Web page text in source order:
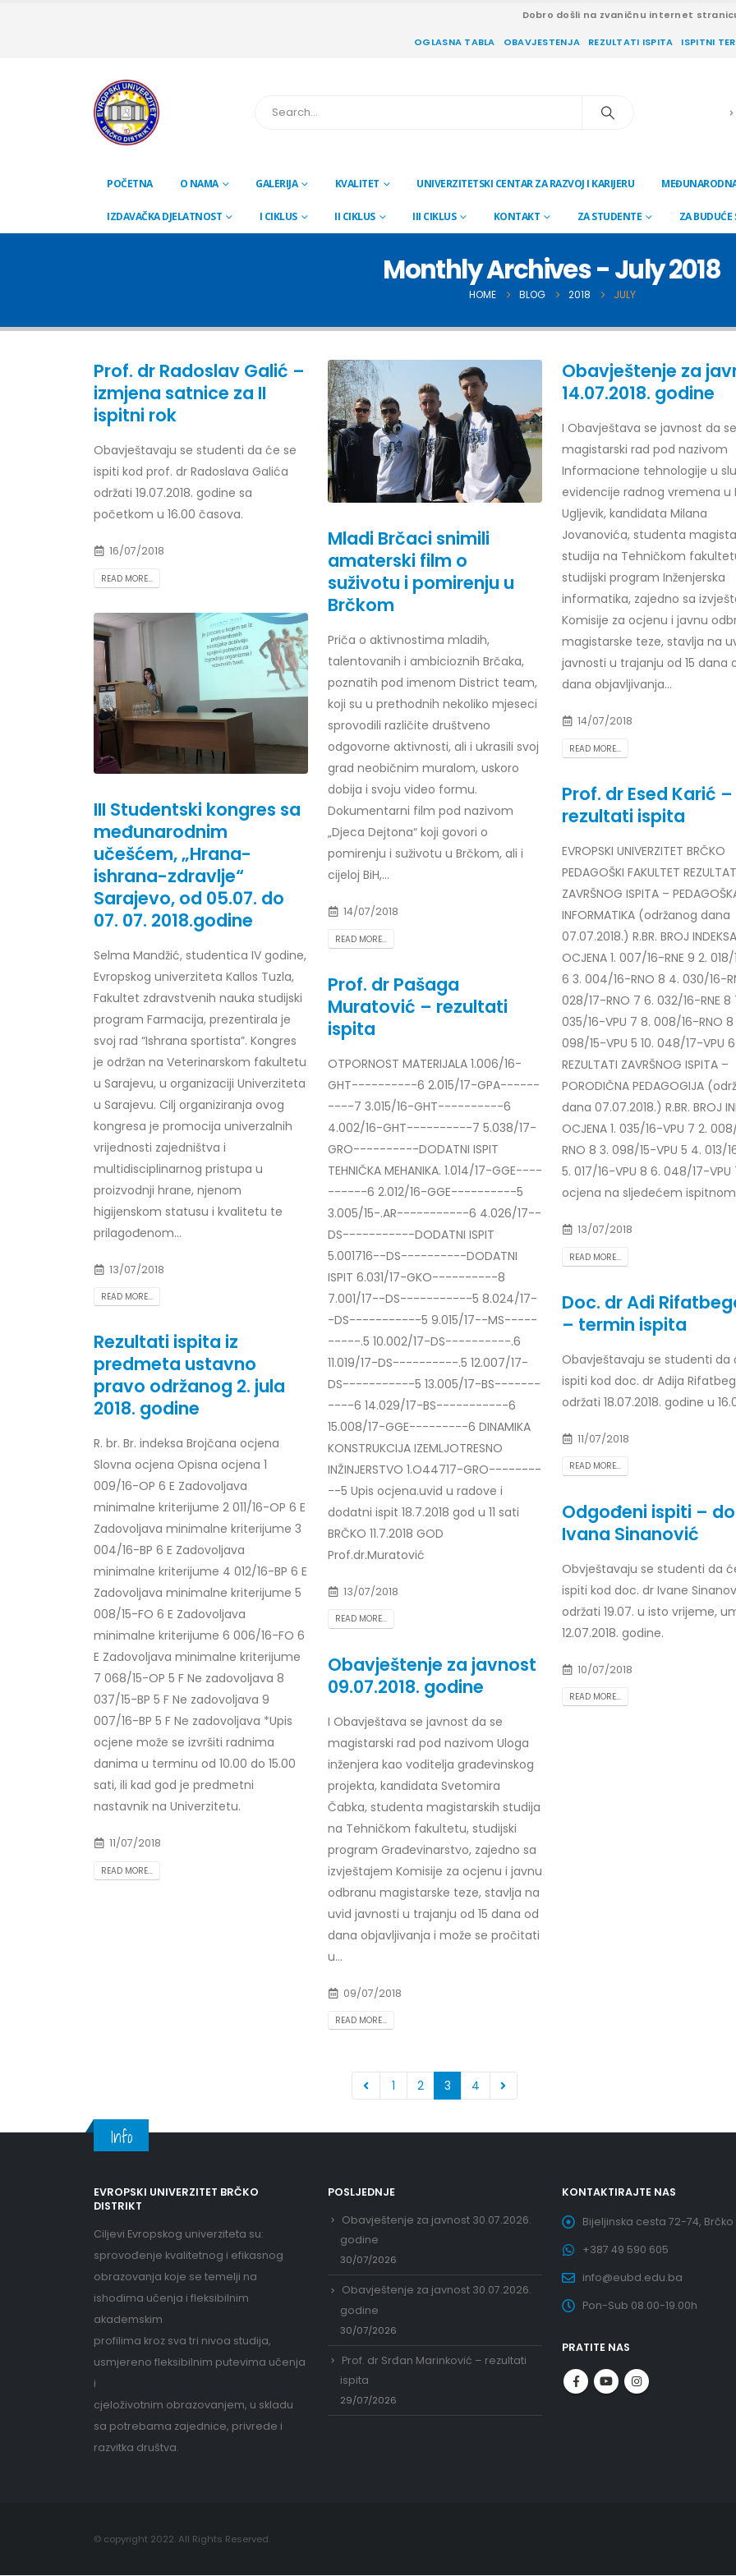
Dobro došli na zvaničnu internet
OGLASNA TABLA OBAVJESTENJA REZULTATI ISPITA ISPITNI
POČETNA O NAMA GALERIJA KVALITET UNIVERZITETSKI CENTAR ZA RAZVOJ I KARIJERU
IZDAVAČKA DJELATNOST I CIKLUS II CIKLUS III CIKLUS KONTAKT ZA STUDENTE ZA BUDUĆE
Monthly Archives - July 2018
HOME BLOG 2018 JULY
Prof. dr Radoslav Galić –
izmjena satnice za II
ispitni rok
Obavještavaju se studenti da će se
ispiti kod prof. dr Radoslava Galića
održati 19.07.2018. godine sa
početkom u 16.00 časova.
16/07/2018
READ MORE...
Mladi Brčaci snimili
amaterski film o
suživotu i pomirenju u
Brčkom
Priča o aktivnostima mladih,
talentovanih i ambicioznih Brčaka,
poznatih pod imenom District team,
koji su u prethodnih nekoliko mjeseci
sprovodili različite društveno
odgovorne aktivnosti, ali i ukrasili svoj
grad neobičnim muralom, uskoro
dobija i svoju video formu.
Dokumentarni film pod nazivom
„Djeca Dejtona“ koji govori o
pomirenju i suživotu u Brčkom, ali i
cijeloj BiH,...
14/07/2018
READ MORE...
Obavještenje za
14.07.2018. godine
I Obavještava se javnost da se
magistarski rad pod nazivom
Informacione tehnologije u
evidencije radnog vremena u
Ugljevik, kandidata Milana
Jovanovića, studenta
studija na Tehničkom
studijski program Inženjerska
informatika, zajedno sa
Komisije za ocjenu i javnu
magistarske teze, stavlja na
javnosti u trajanju od 15 dana
dana objavljivanja...
14/07/2018
READ MORE...
III Studentski kongres sa
međunarodnim
učešćem, „Hrana-
ishrana-zdravlje“
Sarajevo, od 05.07. do
07. 07. 2018.godine
Selma Mandžić, studentica IV godine,
Evropskog univerziteta Kallos Tuzla,
Fakultet zdravstvenih nauka studijski
program Farmacija, prezentirala je
svoj rad “Ishrana sportista”. Kongres
je održan na Veterinarskom fakultetu
u Sarajevu, u organizaciji Univerziteta
u Sarajevu. Cilj organiziranja ovog
kongresa je promocija univerzalnih
vrijednosti zajedništva i
multidisciplinarnog pristupa u
proizvodnji hrane, njenom
higijenskom statusu i kvalitetu te
prilagođenom...
13/07/2018
READ MORE...
Prof. dr Esed Karić –
rezultati ispita
EVROPSKI UNIVERZITET BRČKO
PEDAGOŠKI FAKULTET
ZAVRŠNOG ISPITA –
INFORMATIKA (održanog dana
07.07.2018.) R.BR. BROJ INDEKSA
OCJENA 1. 007/16-RNE 9 2.
6 3. 004/16-RNO 8 4. 030/16-
028/17-RNO 7 6. 032/16-RNE 8
035/16-VPU 7 8. 008/16-RNO 8
098/15-VPU 5 10. 048/17-VPU 6
REZULTATI ZAVRŠNOG ISPITA –
PORODIČNA PEDAGOGIJA
dana 07.07.2018.) R.BR. BROJ
OCJENA 1. 035/16-VPU 7 2.
RNO 8 3. 098/15-VPU 5 4. 013/
5. 017/16-VPU 8 6. 048/17-VPU
ocjena na sljedećem
13/07/2018
READ MORE...
Prof. dr Pašaga
Muratović – rezultati
ispita
OTPORNOST MATERIJALA 1.006/16-
GHT----------6 2.015/17-GPA------
----7 3.015/16-GHT----------6
4.002/16-GHT----------7 5.038/17-
GRO----------DODATNI ISPIT
TEHNIČKA MEHANIKA. 1.014/17-GGE----
------6 2.012/16-GGE----------5
3.005/15-.AR-----------6 4.026/17--
DS-----------DODATNI ISPIT
5.001716--DS----------DODATNI
ISPIT 6.031/17-GKO----------8
7.001/17--DS-----------5 8.024/17-
-DS-----------5 9.015/17--MS-----
-----.5 10.002/17-DS----------.6
11.019/17-DS----------.5 12.007/17-
DS-----------5 13.005/17-BS-------
----6 14.029/17-BS-----------6
15.008/17-GGE---------6 DINAMIKA
KONSTRUKCIJA IZEMLJOTRESNO
INŽINJERSTVO 1.O44717-GRO--------
--5 Upis ocjena.uvid u radove i
dodatni ispit 18.7.2018 god u 11 sati
BRČKO 11.7.2018 GOD
Prof.dr.Muratović
13/07/2018
READ MORE...
Doc. dr Adi
– termin ispita
Obavještavaju se studenti da
ispiti kod doc. dr Adija
održati 18.07.2018. godine u
11/07/2018
READ MORE...
Rezultati ispita iz
predmeta ustavno
pravo održanog 2. jula
2018. godine
R. br. Br. indeksa Brojčana ocjena
Slovna ocjena Opisna ocjena 1
009/16-OP 6 E Zadovoljava
minimalne kriterijume 2 011/16-OP 6 E
Zadovoljava minimalne kriterijume 3
004/16-BP 6 E Zadovoljava
minimalne kriterijume 4 012/16-BP 6 E
Zadovoljava minimalne kriterijume 5
008/15-FO 6 E Zadovoljava
minimalne kriterijume 6 006/16-FO 6
E Zadovoljava minimalne kriterijume
7 068/15-OP 5 F Ne zadovoljava 8
037/15-BP 5 F Ne zadovoljava 9
007/16-BP 5 F Ne zadovoljava *Upis
ocjene može se izvršiti radnima
danima u terminu od 10.00 do 15.00
sati, ili kad god je predmetni
nastavnik na Univerzitetu.
11/07/2018
READ MORE...
Odgođeni ispiti –
Ivana Sinanović
Obvještavaju se studenti da
ispiti kod doc. dr Ivane
održati 19.07. u isto vrijeme,
12.07.2018. godine.
10/07/2018
READ MORE...
Obavještenje za javnost
09.07.2018. godine
I Obavještava se javnost da se
magistarski rad pod nazivom Uloga
inženjera kao voditelja građevinskog
projekta, kandidata Svetomira
Čabka, studenta magistarskih studija
na Tehničkom fakultetu, studijski
program Građevinarstvo, zajedno sa
izvještajem Komisije za ocjenu i javnu
odbranu magistarske teze, stavlja na
uvid javnosti u trajanju od 15 dana od
dana objavljivanja i može se pročitati
u...
09/07/2018
READ MORE...
1 2 3 4
Obavještenje za javnost 30.07.2026.
godine
30/07/2026
Obavještenje za javnost 30.07.2026.
godine
30/07/2026
ispita
29/07/2026
Prof. dr Azijada Beganlić – rezultati
ispita
29/07/2026
Prof. dr Esed Karić – rezultati ispita
25/07/2026
Prof. dr Dario Galić – rezultati ispita
24/07/2026
Prof. dr Radoslav Galić – rezultati
ispita
22/07/2026
Prof. dr Jasminka Sadadinović –
rezultati ispita
Doc. dr Mirnes Avdić – rezultati ispita
20/07/2026
Obavještenje za javnost
godine
Obavještenje za javnost
godine
30/07/2026
Prof. dr Srđan Marinković –
ispita
Prof. dr Azijada Beganlić –
ispita
Prof. dr Esed Karić – rezultati
Info
EVROPSKI UNIVERZITET BRČKO
DISTRIKT
Ciljevi Evropskog univerziteta su:
sprovođenje kvalitetnog i efikasnog
obrazovanja koje se temelji na
ishodima učenja i fleksibilnim
akademskim
profilima kroz sva tri nivoa studija,
usmjereno fleksibilnim putevima učenja
i
cjeloživotnim obrazovanjem, u skladu
sa potrebama zajednice, privrede i
razvitka društva.
POSLJEDNJE
Obavještenje za javnost 30.07.2026.
godine
30/07/2026
Obavještenje za javnost 30.07.2026.
godine
30/07/2026
Prof. dr Srđan Marinković – rezultati
ispita
29/07/2026
KONTAKTIRAJTE NAS
Bijeljinska cesta 72-74, Brčko
+387 49 590 605
info@eubd.edu.ba
Pon-Sub 08.00-19.00h
PRATITE NAS
© copyright 2022. All Rights Reserved.